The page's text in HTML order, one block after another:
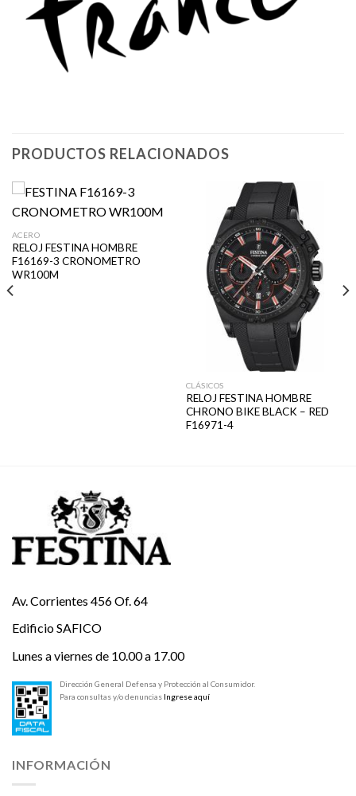
PRODUCTOS RELACIONADOS
ACERO
RELOJ FESTINA HOMBRE
F16169-3 CRONOMETRO
WR100M
CLÁSICOS
RELOJ FESTINA HOMBRE
CHRONO BIKE BLACK – RED
F16971-4
Av. Corrientes 456 Of. 64
Edificio SAFICO
Lunes a viernes de 10.00 a 17.00
Dirección General Defensa y Protección al Consumidor.
Para consultas y/o denuncias Ingrese aquí
INFORMACIÓN